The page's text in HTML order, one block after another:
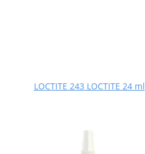
LOCTITE 243 LOCTITE 24 ml